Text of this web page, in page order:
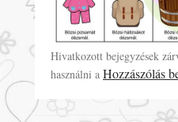
Hivatkozott bejegyzések
használni a Hozzászólás